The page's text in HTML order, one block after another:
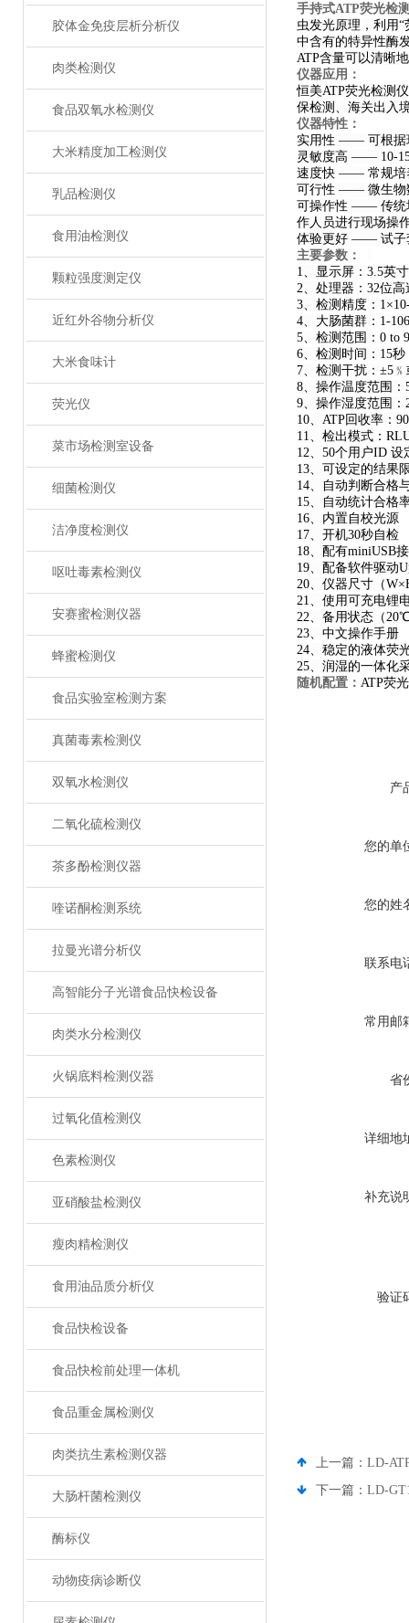
胶体金免疫层析分析仪
肉类检测仪
食品双氧水检测仪
大米精度加工检测仪
乳品检测仪
食用油检测仪
颗粒强度测定仪
近红外谷物分析仪
大米食味计
荧光仪
菜市场检测室设备
细菌检测仪
洁净度检测仪
呕吐毒素检测仪
安赛蜜检测仪器
蜂蜜检测仪
食品实验室检测方案
真菌毒素检测仪
双氧水检测仪
二氧化硫检测仪
茶多酚检测仪器
喹诺酮检测系统
拉曼光谱分析仪
高智能分子光谱食品快检设备
肉类水分检测仪
火锅底料检测仪器
过氧化值检测仪
色素检测仪
亚硝酸盐检测仪
瘦肉精检测仪
食用油品质分析仪
食品快检设备
食品快检前处理一体机
食品重金属检测仪
肉类抗生素检测仪器
大肠杆菌检测仪
酶标仪
动物疫病诊断仪
手持式ATP荧光检
虫发光原理，利用
中含有的特异性酶
ATP含量可以清晰
仪器应用：
恒美ATP荧光检测
保检测、海关出入
仪器特性：
实用性 —— 可根据
灵敏度高 —— 10-
速度快 —— 常规培
可行性 —— 微生物
可操作性 —— 传统
作人员进行现场操
体验更好 —— 试子
主要参数：
1、显示屏：3.5英
2、处理器：32位
3、检测精度：
4、大肠菌群：1-
5、检测范围：0 to
6、检测时间：15秒
7、检测干扰：±5﹪
8、操作温度范围
9、操作湿度范围
10、ATP回收率：
11、检出模式：
12、50个用户ID 设
13、可设定的结果
14、自动判断合格
15、自动统计合格
16、内置自校光源
17、开机30秒自检
18、配有miniUSB
19、配备软件驱动
20、仪器尺寸（
21、使用可充电锂
22、备用状态（
23、中文操作手册
24、稳定的液体荧
25、润湿的一体化
随机配置： ATP荧
产
您的单
您的姓
联系电
常用邮
省
详细地
补充说
验证
上一篇： LD-
下一篇： LD-